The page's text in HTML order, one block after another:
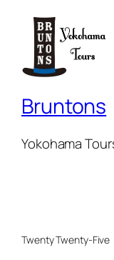
Bruntons
Yokohama
Twenty Twenty-Five